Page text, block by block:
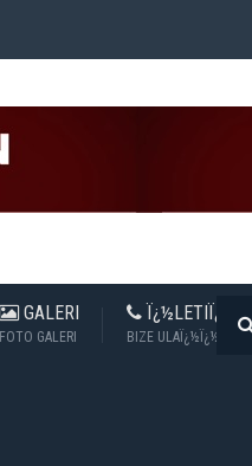
GALERI
FOTO GALERI
Ï¿½LETIÏ¿½IM
BIZE ULAÏ¿½Ï¿½N